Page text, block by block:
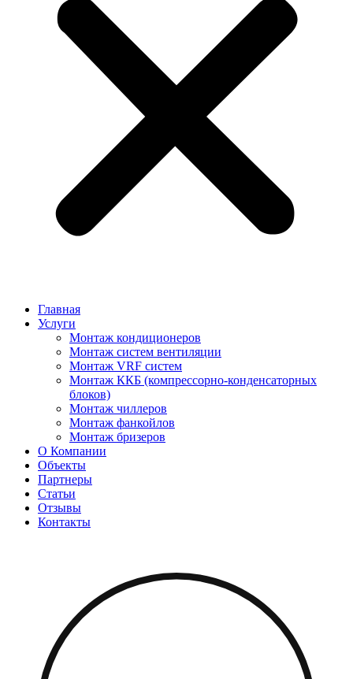
Главная
Услуги
Монтаж кондиционеров
Монтаж cистем вентиляции
Монтаж VRF систем
Монтаж ККБ (компрессорно-конденсаторных
блоков)
Монтаж чиллеров
Монтаж фанкойлов
Монтаж бризеров
О Компании
Объекты
Партнеры
Статьи
Отзывы
Контакты